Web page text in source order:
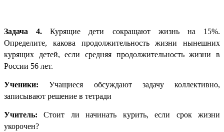
Задача 4. Курящие дети сокращают жизнь на 15%.
Определите, какова продолжительность жизни нынешних
курящих детей, если средняя продолжительность жизни в
России 56 лет.
Ученики: Учащиеся обсуждают задачу коллективно,
записывают решение в тетради
Учитель: Стоит ли начинать курить, если срок жизни
укорочен?